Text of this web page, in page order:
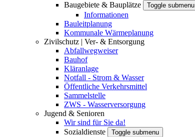
Baugebiete & Bauplätze
Toggle submenu
Informationen
Bauleitplanung
Kommunale Wärmeplanung
Zivilschutz | Ver- & Entsorgung
Abfallwegweiser
Bauhof
Kläranlage
Notfall - Strom & Wasser
Öffentliche Verkehrsmittel
Sammelstelle
ZWS - Wasserversorgung
Jugend & Senioren
Wir sind für Sie da!
Sozialdienste
Toggle submenu